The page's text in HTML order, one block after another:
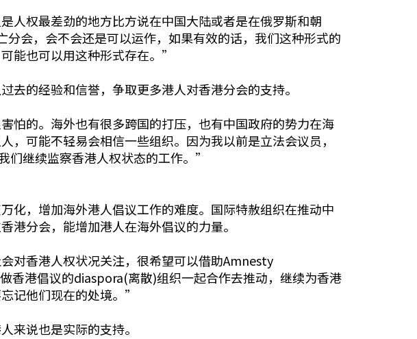
人权最差劲的地方比方说在中国大陆或者是在俄罗斯和朝
会，会不会还是可以运作，如果有效的话，我们这种形式的
能也可以用这种形式存在。”
的经验和信誉，争取更多港人对香港分会的支持。
怕的。海外也有很多跨国的打压，也有中国政府的势力在海
可能不轻易会相信一些组织。因为我以前是立法会议员，
们继续监察香港人权状态的工作。”
化，增加海外港人倡议工作的难度。国际特赦组织在推动中
港分会，能增加港人在海外倡议的力量。
对香港人权状况关注，很希望可以借助Amnesty
港倡议的diaspora(离散)组织一起合作去推动，继续为香港
记他们现在的处境。”
来说也是实际的支持。